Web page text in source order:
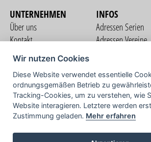
UNTERNEHMEN
Über uns
Kontakt
Nutzungsbedingungen
Datenschutzerklärung
Impressum
INFOS
Adressen Serien
Adressen Vereine
COMMUNITY
TV
Wir nutzen Cookies
Diese Website verwendet essentielle
ordnungsgemäßen Betrieb zu
Tracking-Cookies, um zu verstehen, wie
Website interagieren. Letztere werden
Zustimmung geladen. Mehr erfahren